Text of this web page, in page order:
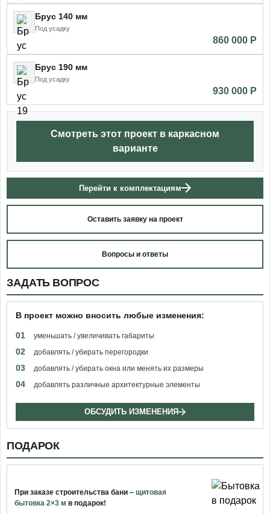
Брус 140 мм
Под усадку
860 000 P
Брус 190 мм
Под усадку
930 000 P
Смотреть этот проект в каркасном
варианте
Перейти к комплектациям
Оставить заявку на проект
Вопросы и ответы
ЗАДАТЬ ВОПРОС
В проект можно вносить любые изменения:
01 уменьшать / увеличивать габариты
02 добавлять / убирать перегородки
03 добавлять / убирать окна или менять их размеры
04 добавлять различные архитектурные элементы
ОБСУДИТЬ ИЗМЕНЕНИЯ
ПОДАРОК
При заказе строительства бани – щитовая
бытовка 2×3 м в подарок!